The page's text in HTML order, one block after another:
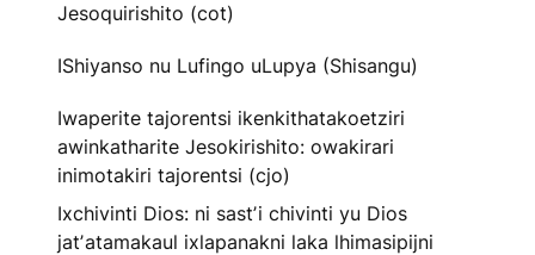
Jesoquirishito (cot)
IShiyanso nu Lufingo uLupya (Shisangu)
Iwaperite tajorentsi ikenkithatakoetziri
awinkatharite Jesokirishito: owakirari
inimotakiri tajorentsi (cjo)
Ixchivinti Dios: ni sastʼi chivinti yu Dios
jatʼatamakaul ixlapanakni laka lhimasipijni